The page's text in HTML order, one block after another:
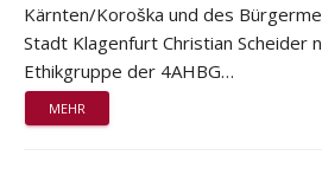
Kärnten/Koroška und des
Stadt Klagenfurt Christian Scheider
Ethikgruppe der 4AHBG…
MEHR